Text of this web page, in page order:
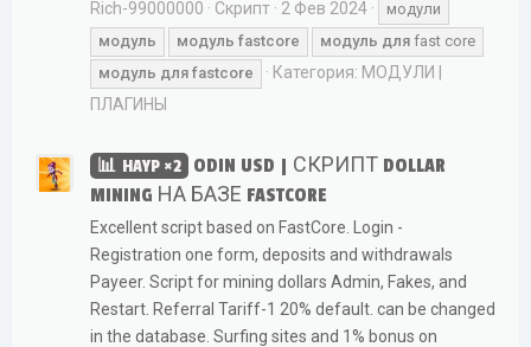
Rich-99000000 Скрипт 2 Фев 2024
модули
модуль
модуль fastcore модуль для fast core
модуль для fastcore Категория: МОДУЛИ |
ПЛАГИНЫ
HAYP ×2
ODIN USD | СКРИПТ DOLLAR
MINING НА БАЗЕ FASTCORE
Excellent script based on FastCore. Login -
Registration one form, deposits and withdrawals
Payeer. Script for mining dollars Admin, Fakes, and
Restart. Referral Tariff-1 20% default. can be changed
in the database. Surfing sites and 1% bonus on